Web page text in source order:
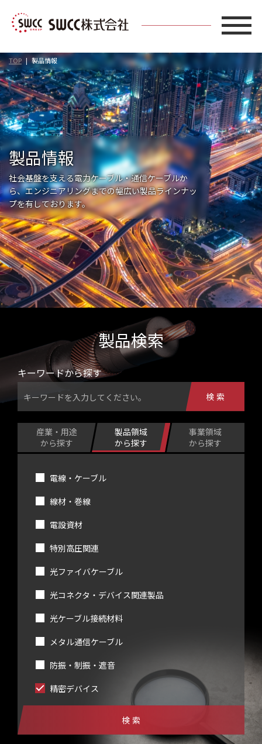
製品情報
社会基盤を支える電力ケーブル・通信ケーブルか
ら、エンジニアリングまでの幅広い製品ラインナッ
プを有しております。
TOP 製品情報
製品検索
キーワードから探す
検索
産業・用途
から探す
製品領域
から探す
事業領域
から探す
電線・ケーブル
線材・巻線
電設資材
特別高圧関連
光ファイバケーブル
光コネクタ・デバイス関連製品
光ケーブル接続材料
メタル通信ケーブル
防振・制振・遮音
精密デバイス
検索